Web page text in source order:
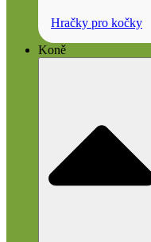
Hračky pro kočky
Koně